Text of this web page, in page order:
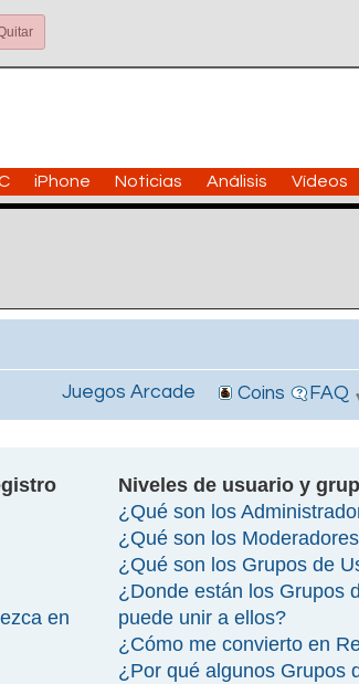
iPhone Noticias Análisis Vídeos
Juegos Arcade Coins FAQ
en
Niveles de usuario y
¿Qué son los
¿Qué son los
¿Qué son los Grupos de
¿Donde están los Grupos
puede unir a ellos?
¿Cómo me convierto en
¿Por qué algunos Grupos